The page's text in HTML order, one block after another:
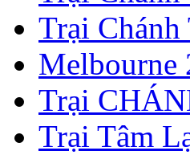
Trại Chánh
Melbourne
Trại
Trại Tâm